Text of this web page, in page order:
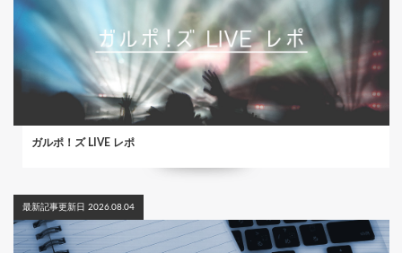
ガルポ！ズ LIVE レポ
最新記事更新日 2026.08.04